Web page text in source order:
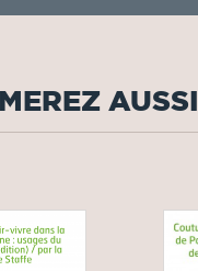
AUSSI